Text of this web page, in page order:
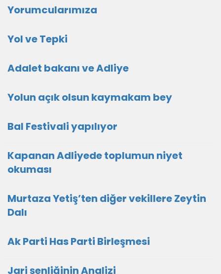
Yorumcularımıza
Yol ve Tepki
Adalet bakanı ve Adliye
Yolun açık olsun kaymakam bey
Bal Festivali yapılıyor
Kapanan Adliyede toplumun niyet
okuması
Murtaza Yetiş’ten diğer vekillere Zeytin
Dalı
Ak Parti Has Parti Birleşmesi
Jari şenliğinin Analizi